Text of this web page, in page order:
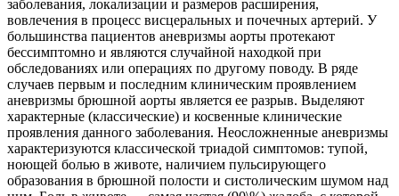
заболевания, локализации и размеров расширения,
вовлечения в процесс висцеральных и почечных артерий. У
большинства пациентов аневризмы аорты протекают
бессимптомно и являются случайной находкой при
обследованиях или операциях по другому поводу. В ряде
случаев первым и последним клиническим проявлением
аневризмы брюшной аорты является ее разрыв. Выделяют
характерные (классические) и косвенные клинические
проявления данного заболевания. Неосложненные аневризмы
характеризуются классической триадой симптомов: тупой,
ноющей болью в животе, наличием пульсирующего
образования в брюшной полости и систолическим шумом над